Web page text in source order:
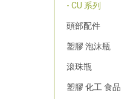
- CU 系列
頭部配件
塑膠 泡沫瓶
滾珠瓶
塑膠 化工 食品